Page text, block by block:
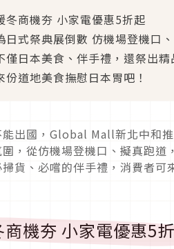
冬商機夯 小家電優惠5折起
日式祭典展倒數 仿機場登機口
僅日本美食、伴手禮，還祭出
份道地美食撫慰日本胃吧！
能出國，Global Mall新北中和
，從仿機場登機口、擬真跑
掃貨、必嚐的伴手禮，消費者可
商機夯 小家電優惠5